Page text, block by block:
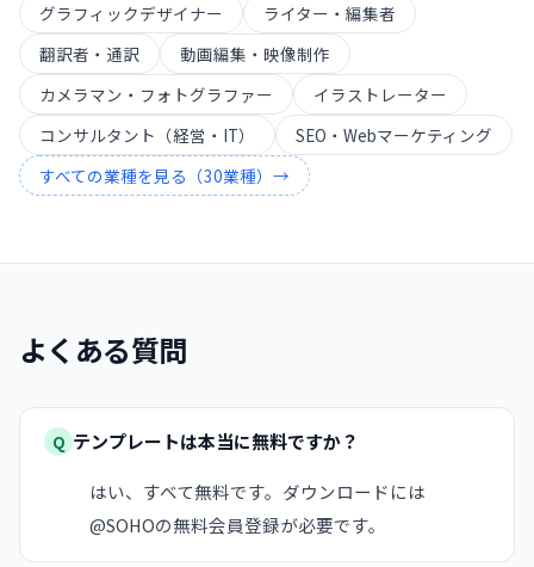
グラフィックデザイナー
ライター・編集者
翻訳者・通訳
動画編集・映像制作
カメラマン・フォトグラファー
イラストレーター
コンサルタント（経営・IT）
SEO・Webマーケティング
すべての業種を見る（30業種）→
よくある質問
Q テンプレートは本当に無料ですか？
はい、すべて無料です。ダウンロードには
@SOHOの無料会員登録が必要です。